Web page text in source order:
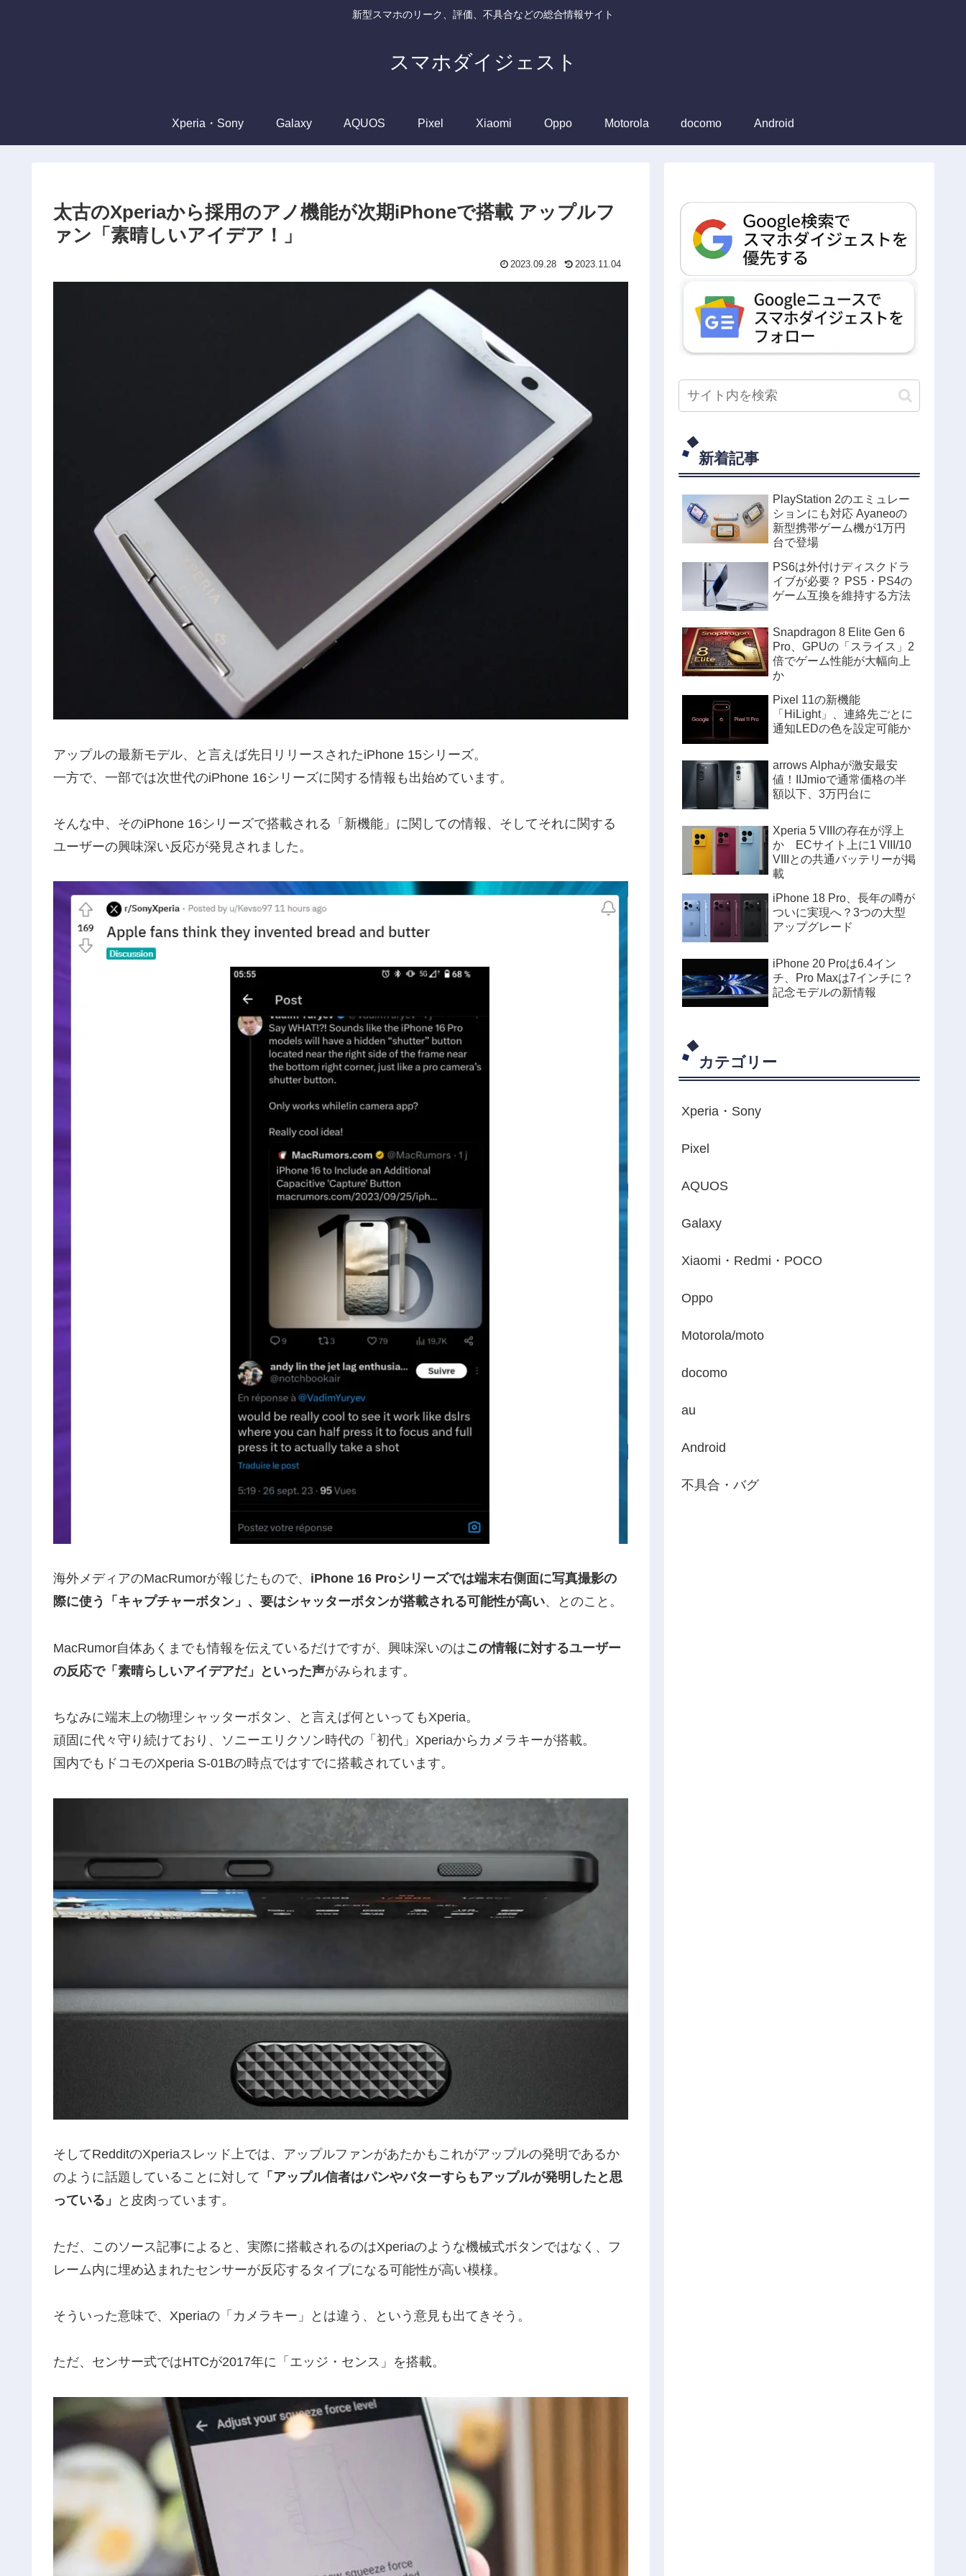
新型スマホのリーク、評価、不具合などの総合情報サイト
スマホダイジェスト
Xperia・Sony Galaxy AQUOS Pixel Xiaomi Oppo Motorola docomo Android
太古のXperiaから採用のアノ機能が次期iPhoneで搭載 アップルフ
ァン「素晴しいアイデア！」
2023.09.28 2023.11.04
アップルの最新モデル、と言えば先日リリースされたiPhone 15シリーズ。
一方で、一部では次世代のiPhone 16シリーズに関する情報も出始めています。
そんな中、そのiPhone 16シリーズで搭載される「新機能」に関しての情報、そしてそれに関する
ユーザーの興味深い反応が発見されました。
海外メディアのMacRumorが報じたもので、 iPhone 16 Proシリーズでは端末右側面に写真撮影の
際に使う「キャプチャーボタン」、要はシャッターボタンが搭載される可能性が高い、とのこと。
MacRumor自体あくまでも情報を伝えているだけですが、興味深いのはこの情報に対するユーザー
の反応で「素晴らしいアイデアだ」といった声がみられます。
ちなみに端末上の物理シャッターボタン、と言えば何といってもXperia。
頑固に代々守り続けており、ソニーエリクソン時代の「初代」Xperiaからカメラキーが搭載。
国内でもドコモのXperia S-01Bの時点ではすでに搭載されています。
そしてRedditのXperiaスレッド上では、アップルファンがあたかもこれがアップルの発明であるか
のように話題していることに対して 「アップル信者はパンやバターすらもアップルが発明したと思
っている」
と皮肉っています。
ただ、このソース記事によると、実際に搭載されるのはXperiaのような機械式ボタンではなく、フ
レーム内に埋め込まれたセンサーが反応するタイプになる可能性が高い模様。
そういった意味で、Xperiaの「カメラキー」とは違う、という意見も出てきそう。
ただ、センサー式ではHTCが2017年に「エッジ・センス」を搭載。
新着記事
PlayStation 2のエミュレー
ションにも対応 Ayaneoの
新型携帯ゲーム機が1万円
台で登場
PS6は外付けディスクドラ
イブが必要？ PS5・PS4の
ゲーム互換を維持する方法
Snapdragon 8 Elite Gen 6
Pro、GPUの「スライス」2
倍でゲーム性能が大幅向上
か
Pixel 11の新機能
「HiLight」、連絡先ごとに
通知LEDの色を設定可能か
arrows Alphaが激安最安
値！IIJmioで通常価格の半
額以下、3万円台に
Xperia 5 VIIIの存在が浮上
か ECサイト上に1 VIII/10
VIIIとの共通バッテリーが掲
載
iPhone 18 Pro、長年の噂が
ついに実現へ？3つの大型
アップグレード
iPhone 20 Proは6.4イン
チ、Pro Maxは7インチに？
記念モデルの新情報
カテゴリー
Xperia・Sony
Pixel
AQUOS
Galaxy
Xiaomi・Redmi・POCO
Oppo
Motorola/moto
docomo
au
Android
不具合・バグ